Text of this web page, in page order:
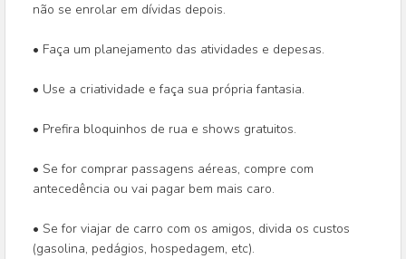
não se enrolar em dívidas depois.
• Faça um planejamento das atividades e depesas.
• Use a criatividade e faça sua própria fantasia.
• Prefira bloquinhos de rua e shows gratuitos.
• Se for comprar passagens aéreas, compre com
antecedência ou vai pagar bem mais caro.
• Se for viajar de carro com os amigos, divida os custos
(gasolina, pedágios, hospedagem, etc).